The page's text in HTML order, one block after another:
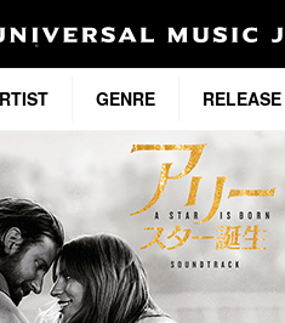
GENRE RELEASE